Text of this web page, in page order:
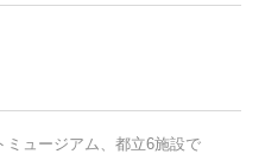
ミュージアム、都立6施設で